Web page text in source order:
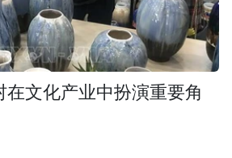
文化产业中扮演重要角